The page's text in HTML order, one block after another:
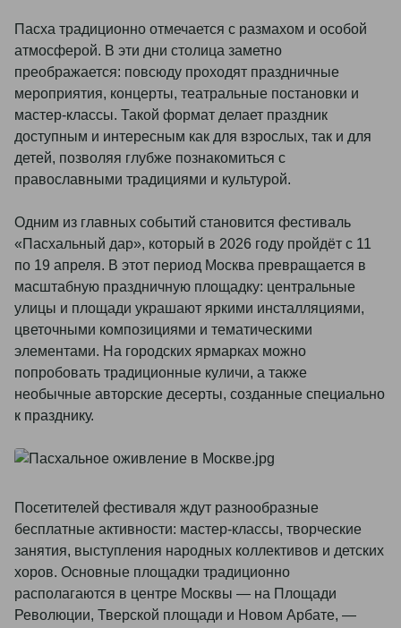
Правовая информация
MAX
Социальные сети
Пасха традиционно отмечается с размахом и особой
атмосферой. В эти дни столица заметно
преображается: повсюду проходят праздничные
мероприятия, концерты, театральные постановки и
мастер-классы. Такой формат делает праздник
доступным и интересным как для взрослых, так и для
детей, позволяя глубже познакомиться с
православными традициями и культурой.
Одним из главных событий становится фестиваль
«Пасхальный дар», который в 2026 году пройдёт с 11
по 19 апреля. В этот период Москва превращается в
масштабную праздничную площадку: центральные
улицы и площади украшают яркими инсталляциями,
цветочными композициями и тематическими
элементами. На городских ярмарках можно
попробовать традиционные куличи, а также
необычные авторские десерты, созданные специально
к празднику.
Посетителей фестиваля ждут разнообразные
бесплатные активности: мастер-классы, творческие
занятия, выступления народных коллективов и детских
хоров. Основные площадки традиционно
располагаются в центре Москвы — на Площади
Революции, Тверской площади и Новом Арбате, —